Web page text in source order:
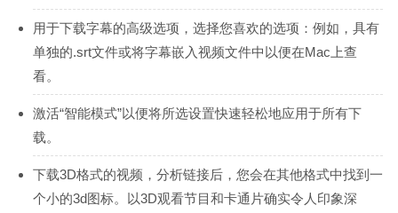
用于下载字幕的高级选项，选择您喜欢的选项：例如，具有
单独的.srt文件或将字幕嵌入视频文件中以便在Mac上查
看。
激活“智能模式”以便将所选设置快速轻松地应用于所有下
载。
下载3D格式的视频，分析链接后，您会在其他格式中找到一
个小的3d图标。以3D观看节目和卡通片确实令人印象深